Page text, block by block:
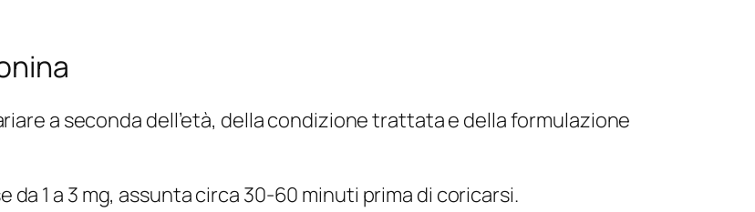
a seconda dell’età, della condizione trattata e della formulazione
da 1 a 3 mg, assunta circa 30-60 minuti prima di coricarsi.